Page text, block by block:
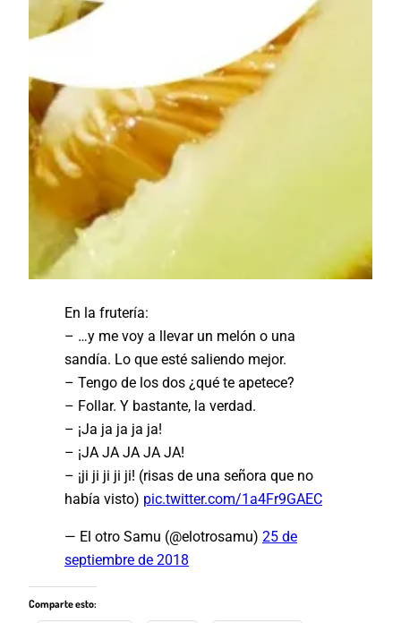
En la frutería:
– …y me voy a llevar un melón o una
sandía. Lo que esté saliendo mejor.
– Tengo de los dos ¿qué te apetece?
– Follar. Y bastante, la verdad.
– ¡Ja ja ja ja ja!
– ¡JA JA JA JA JA!
– ¡ji ji ji ji ji! (risas de una señora que no
había visto) pic.twitter.com/1a4Fr9GAEC
— El otro Samu (@elotrosamu) 25 de
septiembre de 2018
Comparte esto: